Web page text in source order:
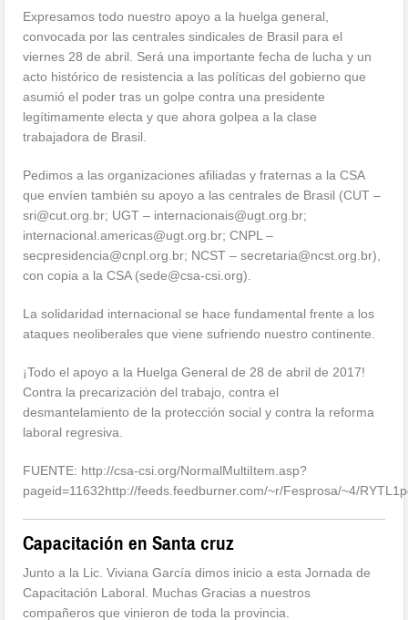
Expresamos todo nuestro apoyo a la huelga general,
convocada por las centrales sindicales de Brasil para el
viernes 28 de abril. Será una importante fecha de lucha y un
acto histórico de resistencia a las políticas del gobierno que
asumió el poder tras un golpe contra una presidente
legítimamente electa y que ahora golpea a la clase
trabajadora de Brasil.
Pedimos a las organizaciones afiliadas y fraternas a la CSA
que envíen también su apoyo a las centrales de Brasil (CUT –
sri@cut.org.br; UGT – internacionais@ugt.org.br;
internacional.americas@ugt.org.br; CNPL –
secpresidencia@cnpl.org.br; NCST – secretaria@ncst.org.br),
con copia a la CSA (sede@csa-csi.org).
La solidaridad internacional se hace fundamental frente a los
ataques neoliberales que viene sufriendo nuestro continente.
¡Todo el apoyo a la Huelga General de 28 de abril de 2017!
Contra la precarización del trabajo, contra el
desmantelamiento de la protección social y contra la reforma
laboral regresiva.
FUENTE: http://csa-csi.org/NormalMultiItem.asp?
pageid=11632http://feeds.feedburner.com/~r/Fesprosa/~4/
Capacitación en Santa cruz
Junto a la Lic. Viviana García dimos inicio a esta Jornada de
Capacitación Laboral. Muchas Gracias a nuestros
compañeros que vinieron de toda la provincia.